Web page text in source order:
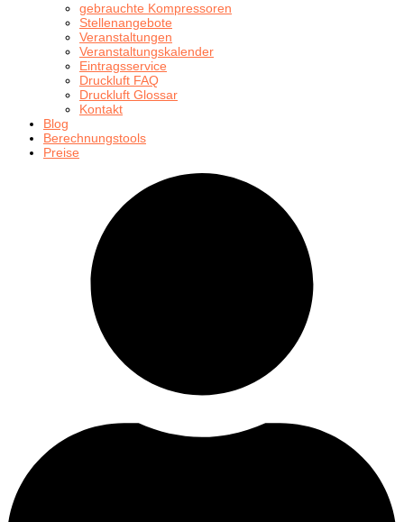
gebrauchte Kompressoren
Stellenangebote
Veranstaltungen
Veranstaltungskalender
Eintragsservice
Druckluft FAQ
Druckluft Glossar
Kontakt
Blog
Berechnungstools
Preise